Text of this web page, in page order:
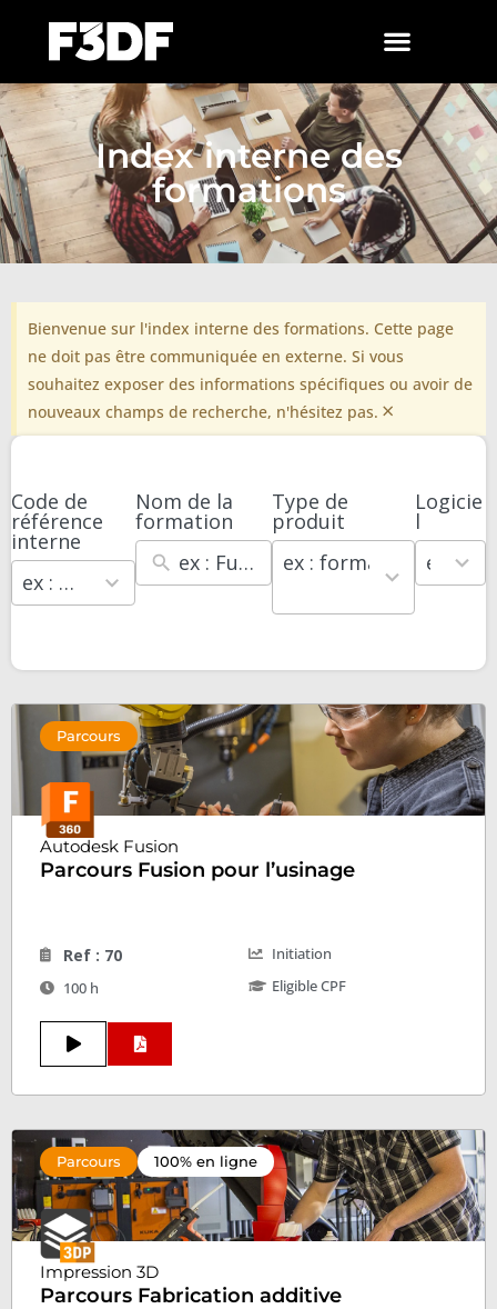
Index interne des
formations
Bienvenue sur l'index interne des formations. Cette page
ne doit pas être communiquée en externe. Si vous
souhaitez exposer des informations spécifiques ou avoir de
nouveaux champs de recherche, n'hésitez pas. ×
Code de
référence
interne
ex : 2042
100
results
available
Nom de la
formation
Type de
produit
ex : formation
3
results
available
Logicie
l
23
results
available
Parcours
Autodesk Fusion
Parcours Fusion pour l’usinage
Ref : 70
100 h
Initiation
Eligible CPF
Parcours 100% en ligne
Impression 3D
Parcours Fabrication additive